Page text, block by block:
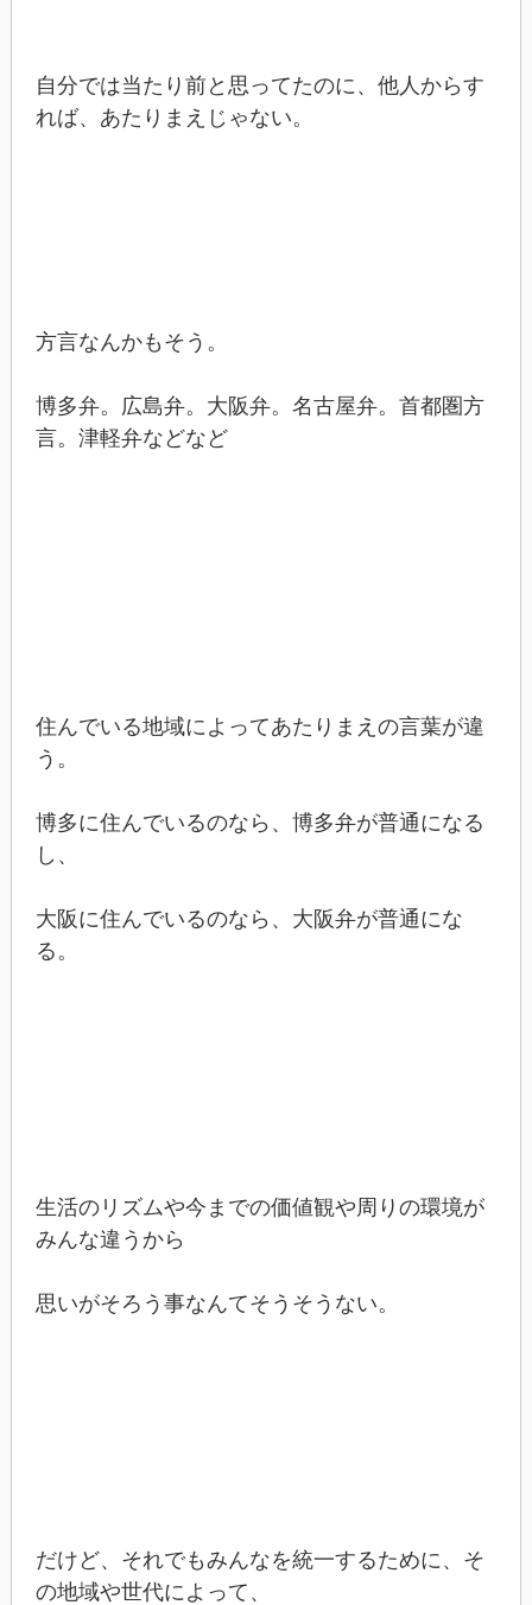
自分では当たり前と思ってたのに、他人からす
れば、あたりまえじゃない。
方言なんかもそう。
博多弁。広島弁。大阪弁。名古屋弁。首都圏方
言。津軽弁などなど
住んでいる地域によってあたりまえの言葉が違
う。
博多に住んでいるのなら、博多弁が普通になる
し、
大阪に住んでいるのなら、大阪弁が普通にな
る。
生活のリズムや今までの価値観や周りの環境が
みんな違うから
思いがそろう事なんてそうそうない。
だけど、それでもみんなを統一するために、そ
の地域や世代によって、